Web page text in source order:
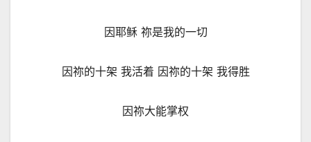
因耶稣 祢是我的一切
因祢的十架 我活着 因祢的十架 我得胜
因祢大能掌权